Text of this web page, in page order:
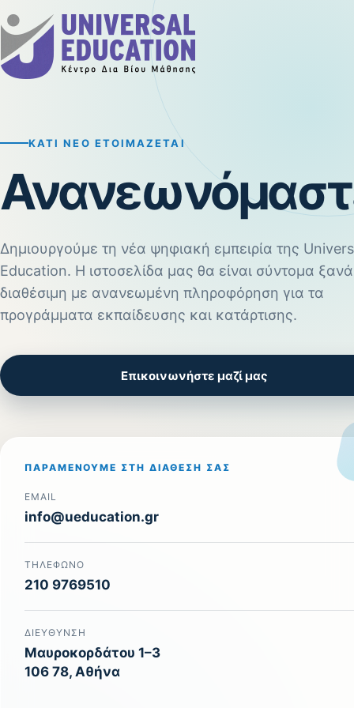
ΚΆΤΙ ΝΈΟ ΕΤΟΙΜΆΖΕΤΑΙ
Δημιουργούμε τη νέα ψηφιακή εμπειρία της
Education. Η ιστοσελίδα μας θα είναι σύντομα ξανά
διαθέσιμη με ανανεωμένη πληροφόρηση για τα
προγράμματα εκπαίδευσης και κατάρτισης.
Επικοινωνήστε μαζί μας
ΠΑΡΑΜΈΝΟΥΜΕ ΣΤΗ ΔΙΆΘΕΣΉ ΣΑΣ
EMAIL
info@ueducation.gr
ΤΗΛΈΦΩΝΟ
210 9769510
ΔΙΕΎΘΥΝΣΗ
Μαυροκορδάτου 1–3
106 78, Αθήνα